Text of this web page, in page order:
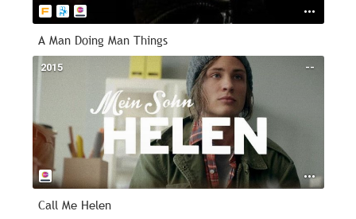
A Man Doing Man Things
--
2015
Call Me Helen